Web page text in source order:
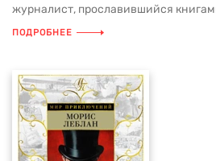
журналист, прославившийся
ПОДРОБНЕЕ